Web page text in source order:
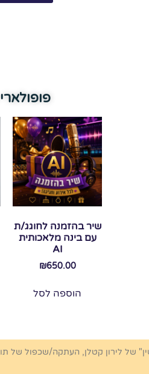
שיר בהזמנה לחוגג/ת
עם בינה מלאכותית
AI
₪650.00
הוספה לסל
של לירון קטלן, העתקה/שכפול של